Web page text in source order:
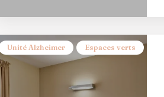
Unité Alzheimer Espaces verts